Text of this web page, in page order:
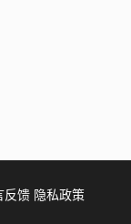
反馈 隐私政策